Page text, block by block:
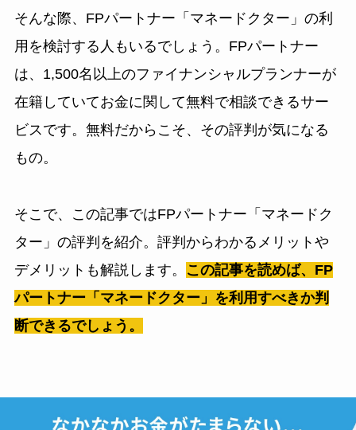
そんな際、FPパートナー「マネードクター」の利
用を検討する人もいるでしょう。FPパートナー
は、1,500名以上のファイナンシャルプランナーが
在籍していてお金に関して無料で相談できるサー
ビスです。無料だからこそ、その評判が気になる
もの。
そこで、この記事ではFPパートナー「マネードク
ター」の評判を紹介。評判からわかるメリットや
デメリットも解説します。
この記事を読めば、FP
パートナー「マネードクター」を利用すべきか判
断できるでしょう。